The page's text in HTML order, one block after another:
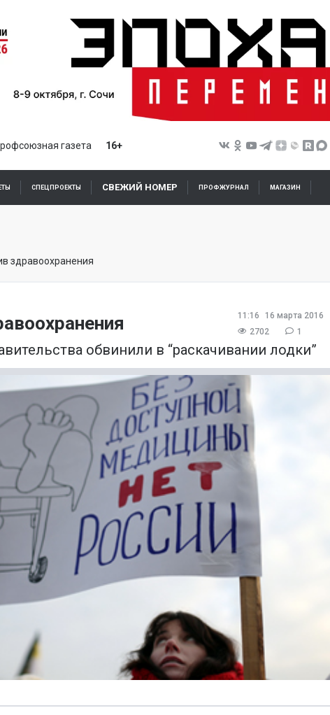
газета 16+
СПЕЦПРОЕКТЫ СВЕЖИЙ НОМЕР ПРОФЖУРНАЛ МАГАЗИН
здравоохранения
11:16
16 марта 2016
2702
1
обвинили в “раскачивании лодки”